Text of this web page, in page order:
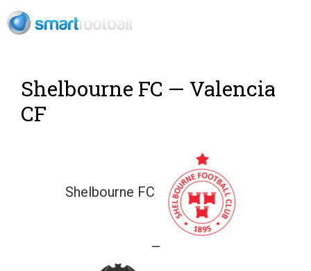
Shelbourne FC — Valencia
CF
Shelbourne FC
—